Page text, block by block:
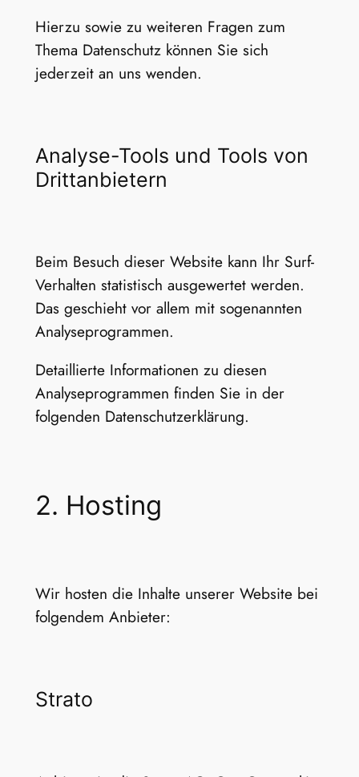
Hierzu sowie zu weiteren Fragen zum
Thema Datenschutz können Sie sich
jederzeit an uns wenden.
Analyse-Tools und Tools von
Dritt­anbietern
Beim Besuch dieser Website kann Ihr Surf-
Verhalten statistisch ausgewertet werden.
Das geschieht vor allem mit sogenannten
Analyseprogrammen.
Detaillierte Informationen zu diesen
Analyseprogrammen finden Sie in der
folgenden Datenschutzerklärung.
2. Hosting
Wir hosten die Inhalte unserer Website bei
folgendem Anbieter:
Strato